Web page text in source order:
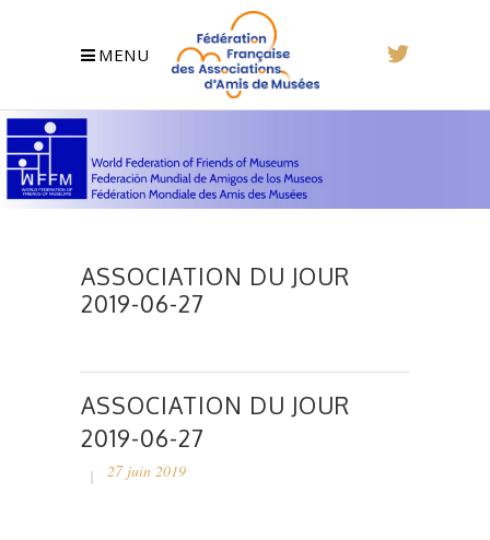
MENU
ASSOCIATION DU JOUR
2019-06-27
ASSOCIATION DU JOUR
2019-06-27
27 juin 2019